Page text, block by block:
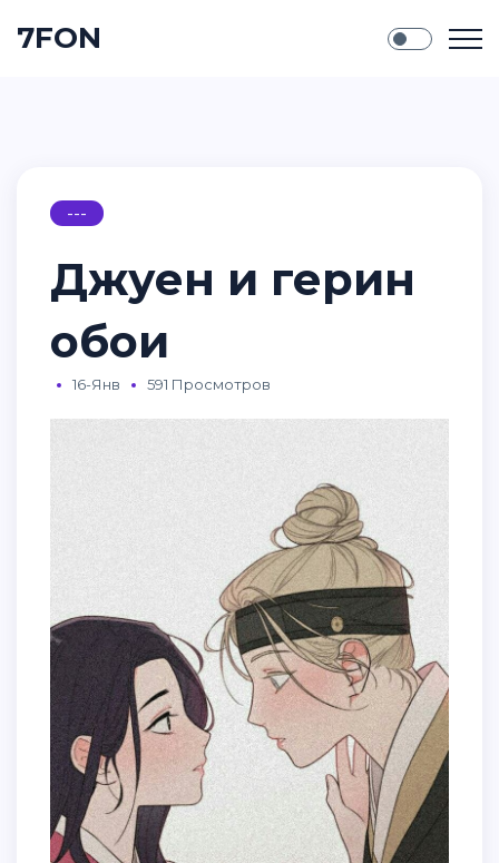
7FON
---
Джуен и герин
обои
16-Янв 591 Просмотров